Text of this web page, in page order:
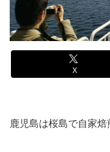
X
鹿児島は桜島で自家